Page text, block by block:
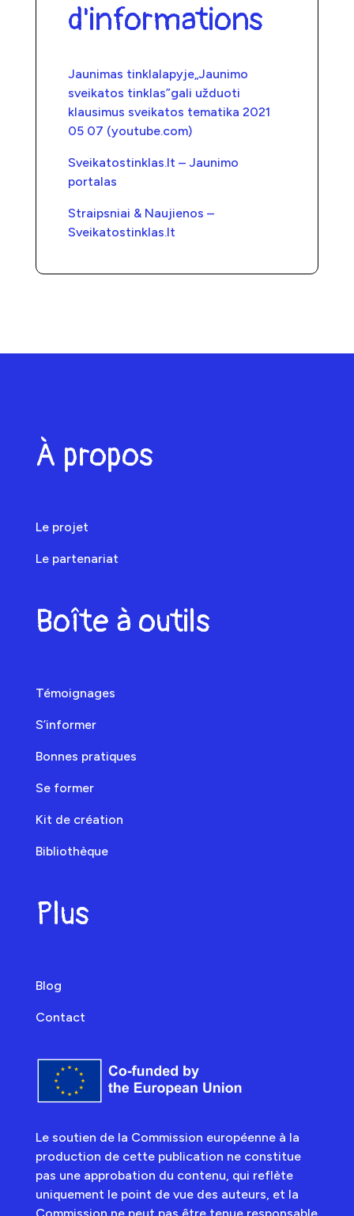
d'informations
Jaunimas tinklalapyje„Jaunimo
sveikatos tinklas”gali užduoti
klausimus sveikatos tematika 2021
05 07 (youtube.com)
Sveikatostinklas.lt – Jaunimo
portalas
Straipsniai & Naujienos –
Sveikatostinklas.lt
À propos
Le projet
Le partenariat
Boîte à outils
Témoignages
S’informer
Bonnes pratiques
Se former
Kit de création
Bibliothèque
Plus
Blog
Contact
Le soutien de la Commission européenne à la
production de cette publication ne constitue
pas une approbation du contenu, qui reflète
uniquement le point de vue des auteurs, et la